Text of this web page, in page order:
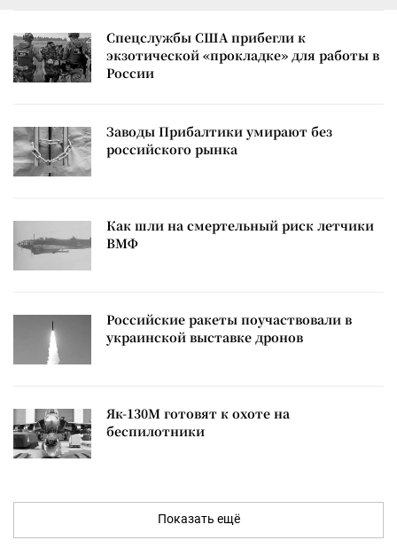
Спецслужбы США прибегли к
экзотической «прокладке» для работы в
России
Заводы Прибалтики умирают без
российского рынка
Как шли на смертельный риск летчики
ВМФ
Российские ракеты поучаствовали в
украинской выставке дронов
Як-130М готовят к охоте на
беспилотники
Показать ещё